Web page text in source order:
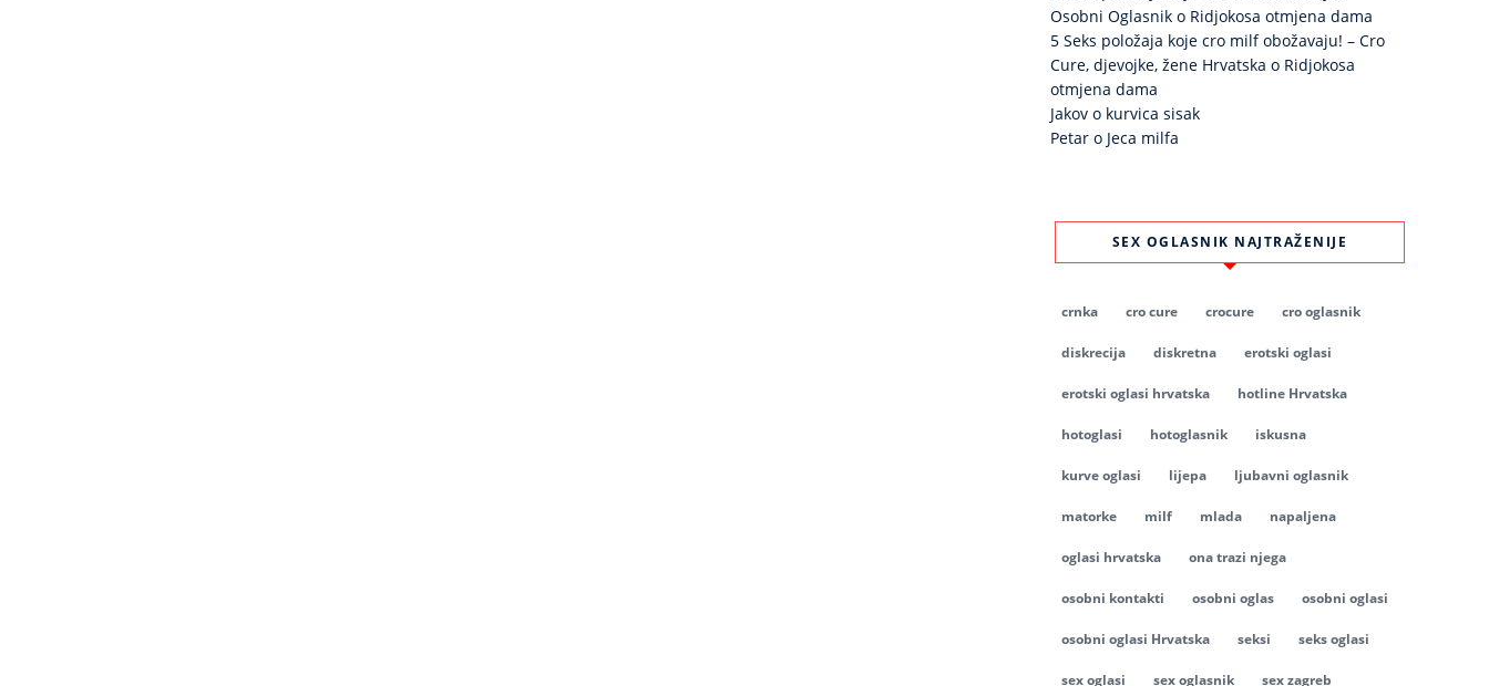
Osobni Oglasnik o Ridjokosa otmjena dama
5 Seks položaja koje cro milf obožavaju! – Cro
Cure, djevojke, žene Hrvatska o Ridjokosa
otmjena dama
Jakov o kurvica sisak
Petar o Jeca milfa
SEX OGLASNIK NAJTRAŽENIJE
crnka cro cure crocure cro oglasnik
diskrecija diskretna erotski oglasi
erotski oglasi hrvatska hotline Hrvatska
hotoglasi hotoglasnik iskusna
kurve oglasi lijepa ljubavni oglasnik
matorke milf mlada napaljena
oglasi hrvatska ona trazi njega
osobni kontakti osobni oglas osobni oglasi
osobni oglasi Hrvatska seksi seks oglasi
sex oglasi sex oglasnik sex zagreb